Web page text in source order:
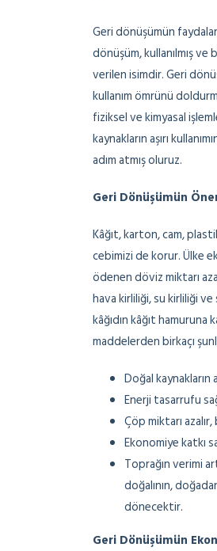
Geri dönüşümün
dönüşüm, kullanılmış
verilen isimdir. Geri
kullanım ömrünü
fiziksel ve kimyasal
kaynakların aşırı
adım atmış oluruz.
Geri Dönüşümün
Kâğıt, karton, cam,
cebimizi de korur. Ülke
ödenen döviz miktarı
hava kirliliği, su kirliliği ve
kâğıdın kâğıt hamuruna
maddelerden birkaçı
Doğal kaynakların
Enerji tasarrufu
Çöp miktarı
Ekonomiye katkı
Toprağın verimi
doğalının,
dönecektir.
Geri Dönüşümün